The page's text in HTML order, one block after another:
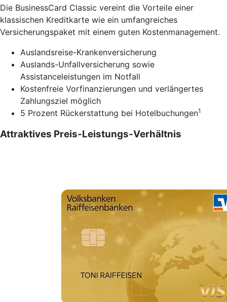
Die BusinessCard Classic vereint die Vorteile einer
klassischen Kreditkarte wie ein umfangreiches
Versicherungspaket mit einem guten Kostenmanagement.
Auslandsreise-Krankenversicherung
Auslands-Unfallversicherung sowie
Assistanceleistungen im Notfall
Kostenfreie Vorfinanzierungen und verlängertes
Zahlungsziel möglich
5 Prozent Rückerstattung bei Hotelbuchungen1
Attraktives Preis-Leistungs-Verhältnis